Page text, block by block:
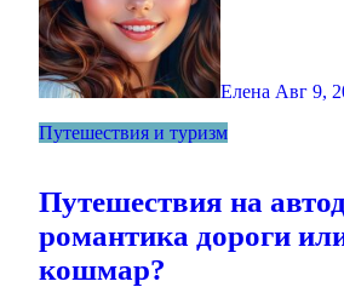
Елена Авг 9,
Путешествия и туризм
Путешествия на
романтика дороги
кошмар?